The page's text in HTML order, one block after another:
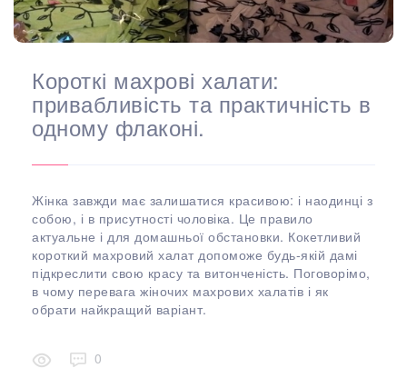
Короткі махрові халати:
привабливість та практичність в
одному флаконі.
Жінка завжди має залишатися красивою: і наодинці з
собою, і в присутності чоловіка. Це правило
актуальне і для домашньої обстановки. Кокетливий
короткий махровий халат допоможе будь-якій дамі
підкреслити свою красу та витонченість. Поговорімо,
в чому перевага жіночих махрових халатів і як
обрати найкращий варіант.
0